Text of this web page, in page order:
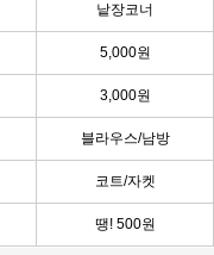
낱장코너
5,000원
3,000원
블라우스/남방
코트/자켓
땡! 500원